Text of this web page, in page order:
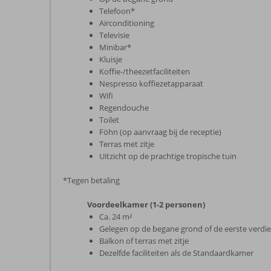
Telefoon*
Airconditioning
Televisie
Minibar*
Kluisje
Koffie-/theezetfaciliteiten
Nespresso koffiezetapparaat
Wifi
Regendouche
Toilet
Föhn (op aanvraag bij de receptie)
Terras met zitje
Uitzicht op de prachtige tropische tuin
*Tegen betaling
Voordeelkamer (1-2 personen)
Ca. 24 m²
Gelegen op de begane grond of de eerste
Balkon of terras met zitje
Dezelfde faciliteiten als de Standaardkamer